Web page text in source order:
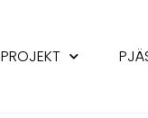
PROJEKT